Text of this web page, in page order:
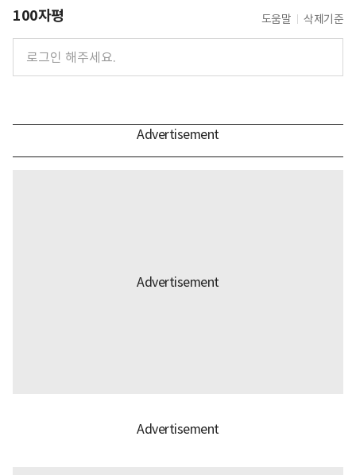
100자평 도움말 삭제기준